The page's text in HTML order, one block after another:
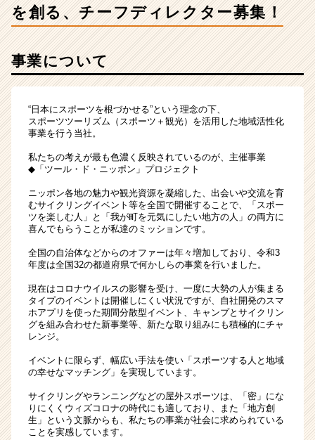
域
を
現
す
様々
な
ン
テ
ン
を
創
る、
チ
ー
フ
ィ
レ
タ
ー
募
を創る、チーフディレクター募集！
事業について
“日本にスポーツを根づかせる”という理念の下、
スポーツツーリズム（スポーツ＋観光）を活用した地域活性化
事業を行う当社。
私たちの考えが最も色濃く反映されているのが、主催事業
◆「ツール・ド・ニッポン」プロジェクト
ニッポン各地の魅力や観光資源を凝縮した、出会いや交流を育
むサイクリングイベント等を全国で開催することで、「スポー
ツを楽しむ人」と「我が町を元気にしたい地方の人」の両方に
喜んでもらうことが私達のミッションです。
全国の自治体などからのオファーは年々増加しており、令和3
年度は全国32の都道府県で何かしらの事業を行いました。
現在はコロナウイルスの影響を受け、一度に大勢の人が集まる
タイプのイベントは開催しにくい状況ですが、自社開発のスマ
ホアプリを使った期間分散型イベント、キャンプとサイクリン
グを組み合わせた新事業等、新たな取り組みにも積極的にチャ
レンジ。
イベントに限らず、幅広い手法を使い「スポーツする人と地域
の幸せなマッチング」を実現しています。
サイクリングやランニングなどの屋外スポーツは、「密」にな
りにくくウィズコロナの時代にも適しており、また「地方創
生」という文脈からも、私たちの事業が社会に求められている
ことを実感しています。